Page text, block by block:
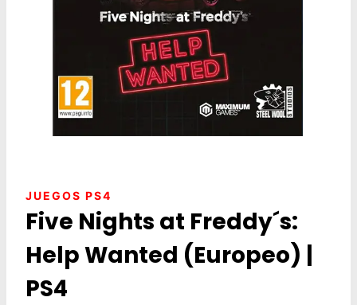
JUEGOS PS4
Five Nights at Freddy´s:
Help Wanted (Europeo) |
PS4